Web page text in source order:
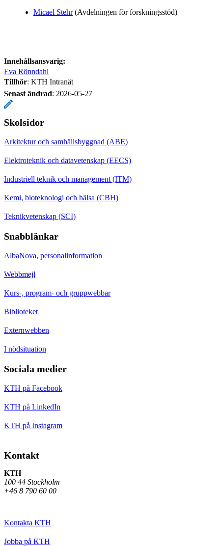
Micael Stehr(Avdelningen för forskningsstöd)
Innehållsansvarig:
Eva Rönndahl
Tillhör: KTH Intranät
Senast ändrad: 2026-05-27
Skolsidor
Arkitektur och samhällsbyggnad (ABE)
Elektroteknik och datavetenskap (EECS)
Industriell teknik och management (ITM)
Kemi, bioteknologi och hälsa (CBH)
Teknikvetenskap (SCI)
Snabblänkar
AlbaNova, personalinformation
Webbmejl
Kurs-, program- och gruppwebbar
Biblioteket
Externwebben
I nödsituation
Sociala medier
KTH på Facebook
KTH på LinkedIn
KTH på Instagram
Kontakt
KTH
100 44 Stockholm
+46 8 790 60 00
Kontakta KTH
Jobba på KTH